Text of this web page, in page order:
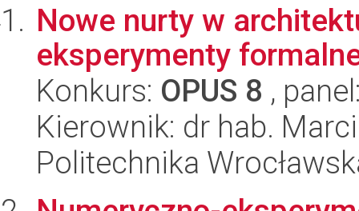
Nowe nurty w
eksperymenty
Konkurs: OPUS 8 ,
Kierownik: dr hab.
Politechnika